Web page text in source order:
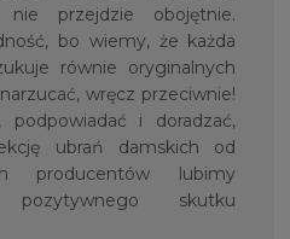
nie przejdzie obojętnie.
bo wiemy, że każda
równie oryginalnych
wręcz przeciwnie!
podpowiadać i doradzać,
ubrań damskich od
producentów lubimy
skutku